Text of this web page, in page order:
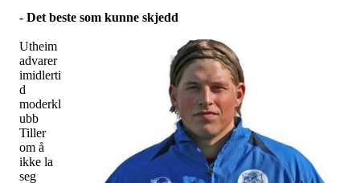
- Det beste som kunne skjedd
Utheim
advarer
imidlerti
d
moderkl
ubb
Tiller
om å
ikke la
seg